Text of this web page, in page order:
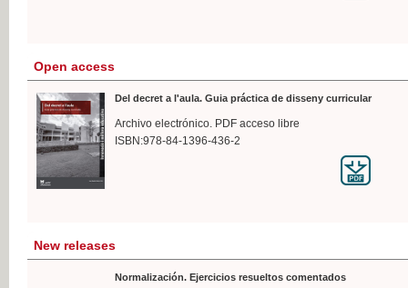
Open access
Del decret a l'aula. Guia práctica de disseny curricular
Archivo electrónico. PDF acceso libre
ISBN:978-84-1396-436-2
New releases
Normalización. Ejercicios resueltos comentados